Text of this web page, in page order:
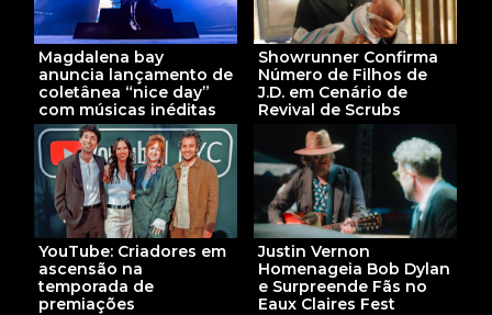
Magdalena bay
anuncia lançamento de
coletânea “nice day”
com músicas inéditas
Showrunner Confirma
Número de Filhos de
J.D. em Cenário de
Revival de Scrubs
YouTube: Criadores em
ascensão na
temporada de
premiações
Justin Vernon
Homenageia Bob Dylan
e Surpreende Fãs no
Eaux Claires Fest